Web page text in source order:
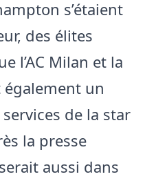
s’étaient
des élites
l’AC Milan et la
un
de la star
la presse
aussi dans